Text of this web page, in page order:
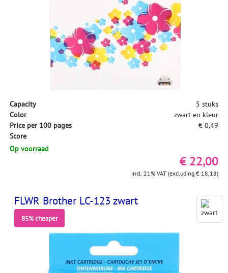
Capacity
5 stuks
Color
zwart en kleur
Price per 100 pages
€ 0,49
Score
Op voorraad
€ 22,00
incl. 21% VAT (excluding € 18,18)
FLWR Brother LC-123 zwart
85% cheaper